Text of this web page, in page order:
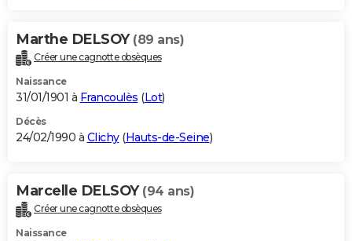
Marthe DELSOY (89 ans)
Créer une cagnotte obsèques
Naissance
31/01/1901 à Francoulès (Lot)
Décès
24/02/1990 à Clichy(Hauts-de-Seine)
Marcelle DELSOY (94 ans)
Créer une cagnotte obsèques
Naissance